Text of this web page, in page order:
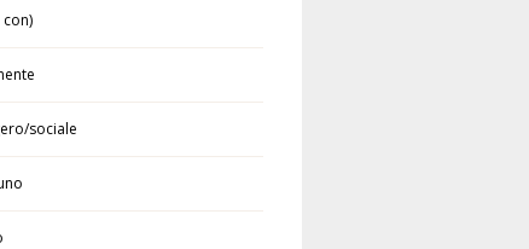
con)
sociale